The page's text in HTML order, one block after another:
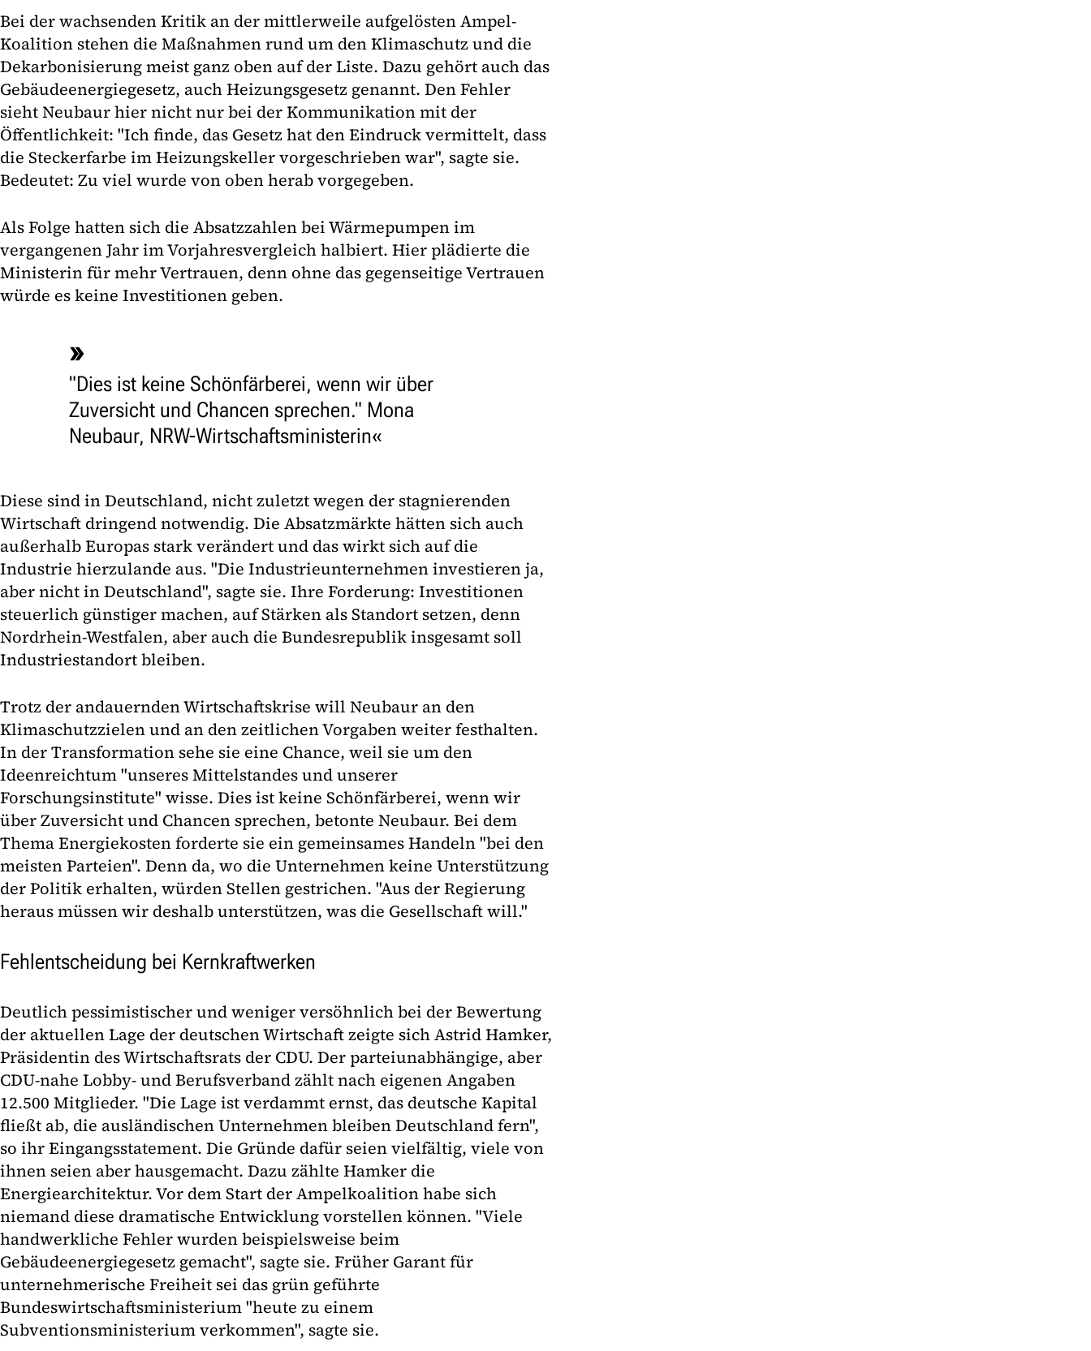
Bei der wachsenden Kritik an der mittlerweile aufgelösten Ampel-
Koalition stehen die Maßnahmen rund um den Klimaschutz und die
Dekarbonisierung meist ganz oben auf der Liste. Dazu gehört auch das
Gebäudeenergiegesetz, auch Heizungsgesetz genannt. Den Fehler
sieht Neubaur hier nicht nur bei der Kommunikation mit der
Öffentlichkeit: "Ich finde, das Gesetz hat den Eindruck vermittelt, dass
die Steckerfarbe im Heizungskeller vorgeschrieben war", sagte sie.
Bedeutet: Zu viel wurde von oben herab vorgegeben.
Als Folge hatten sich die Absatzzahlen bei Wärmepumpen im
vergangenen Jahr im Vorjahresvergleich halbiert. Hier plädierte die
Ministerin für mehr Vertrauen, denn ohne das gegenseitige Vertrauen
würde es keine Investitionen geben.
"Dies ist keine Schönfärberei, wenn wir über
Zuversicht und Chancen sprechen." Mona
Neubaur, NRW-Wirtschaftsministerin
Diese sind in Deutschland, nicht zuletzt wegen der stagnierenden
Wirtschaft dringend notwendig. Die Absatzmärkte hätten sich auch
außerhalb Europas stark verändert und das wirkt sich auf die
Industrie hierzulande aus. "Die Industrieunternehmen investieren ja,
aber nicht in Deutschland", sagte sie. Ihre Forderung: Investitionen
steuerlich günstiger machen, auf Stärken als Standort setzen, denn
Nordrhein-Westfalen, aber auch die Bundesrepublik insgesamt soll
Industriestandort bleiben.
Trotz der andauernden Wirtschaftskrise will Neubaur an den
Klimaschutzzielen und an den zeitlichen Vorgaben weiter festhalten.
In der Transformation sehe sie eine Chance, weil sie um den
Ideenreichtum "unseres Mittelstandes und unserer
Forschungsinstitute" wisse. Dies ist keine Schönfärberei, wenn wir
über Zuversicht und Chancen sprechen, betonte Neubaur. Bei dem
Thema Energiekosten forderte sie ein gemeinsames Handeln "bei den
meisten Parteien". Denn da, wo die Unternehmen keine Unterstützung
der Politik erhalten, würden Stellen gestrichen. "Aus der Regierung
heraus müssen wir deshalb unterstützen, was die Gesellschaft will."
Fehlentscheidung bei Kernkraftwerken
Deutlich pessimistischer und weniger versöhnlich bei der Bewertung
der aktuellen Lage der deutschen Wirtschaft zeigte sich Astrid Hamker,
Präsidentin des Wirtschaftsrats der CDU. Der parteiunabhängige, aber
CDU-nahe Lobby- und Berufsverband zählt nach eigenen Angaben
12.500 Mitglieder. "Die Lage ist verdammt ernst, das deutsche Kapital
fließt ab, die ausländischen Unternehmen bleiben Deutschland fern",
so ihr Eingangsstatement. Die Gründe dafür seien vielfältig, viele von
ihnen seien aber hausgemacht. Dazu zählte Hamker die
Energiearchitektur. Vor dem Start der Ampelkoalition habe sich
niemand diese dramatische Entwicklung vorstellen können. "Viele
handwerkliche Fehler wurden beispielsweise beim
Gebäudeenergiegesetz gemacht", sagte sie. Früher Garant für
unternehmerische Freiheit sei das grün geführte
Bundeswirtschaftsministerium "heute zu einem
Subventionsministerium verkommen", sagte sie.